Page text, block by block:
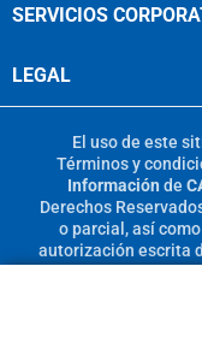
SERVICIOS
LEGAL
El uso de este
Términos y
Información de
Derechos
o parcial, así
autorización escrita